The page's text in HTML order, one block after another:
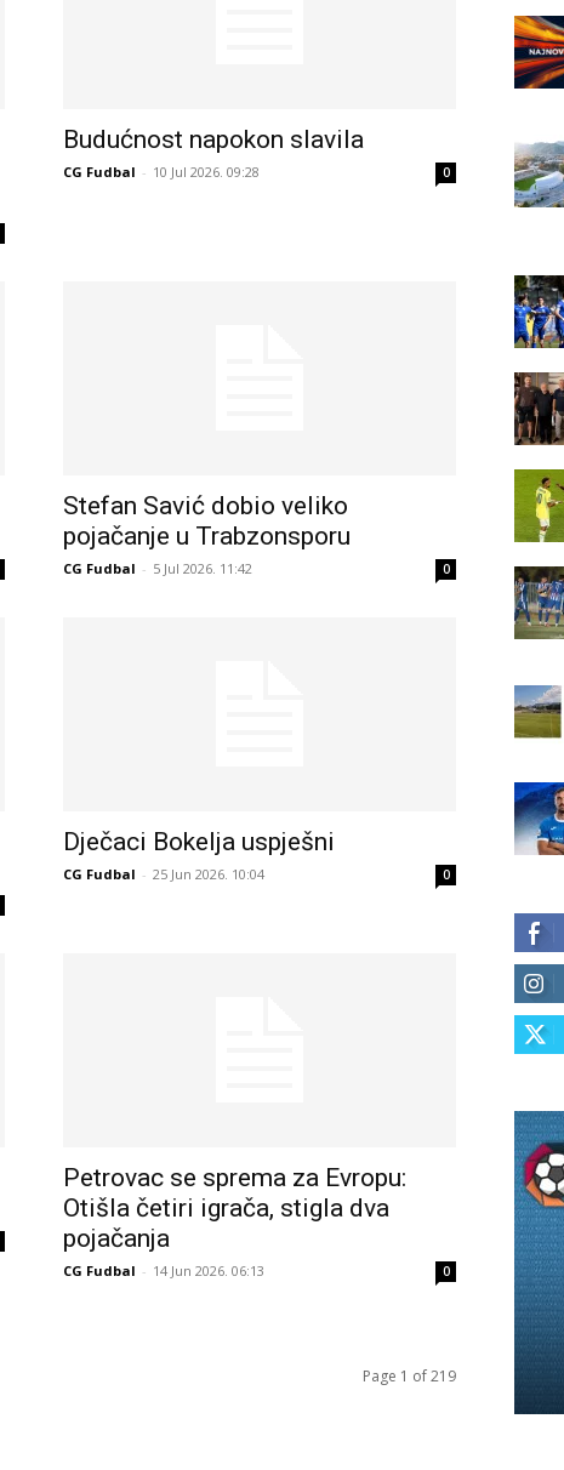
Budućnost napokon slavila
CG Fudbal - 10 Jul 2026. 09:28 0
Stefan Savić dobio veliko
pojačanje u Trabzonsporu
CG Fudbal - 5 Jul 2026. 11:42 0
Dječaci Bokelja uspješni
CG Fudbal - 25 Jun 2026. 10:04 0
Petrovac se sprema za Evropu:
Otišla četiri igrača, stigla dva
pojačanja
CG Fudbal - 14 Jun 2026. 06:13 0
Page 1 of 219